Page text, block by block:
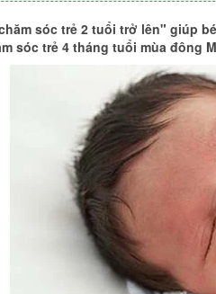
sóc trẻ 2 tuổi trở lên" giúp bé
sóc trẻ 4 tháng tuổi mùa đông